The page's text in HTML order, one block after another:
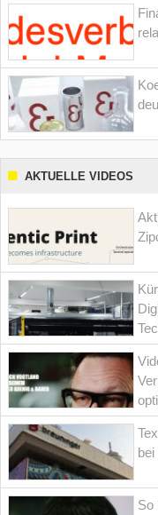
AKTUELLE VIDEOS
So